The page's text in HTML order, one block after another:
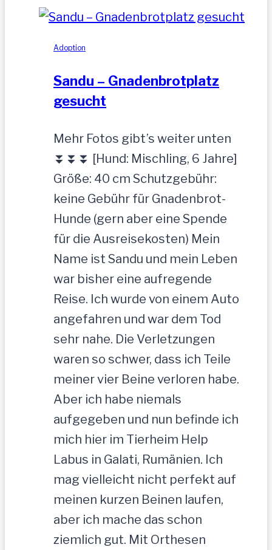
Adoption
Sandu – Gnadenbrotplatz
gesucht
Mehr Fotos gibt’s weiter unten
⏬⏬⏬ [Hund: Mischling, 6 Jahre]
Größe: 40 cm Schutzgebühr:
keine Gebühr für Gnadenbrot-
Hunde (gern aber eine Spende
für die Ausreisekosten) Mein
Name ist Sandu und mein Leben
war bisher eine aufregende
Reise. Ich wurde von einem Auto
angefahren und war dem Tod
sehr nahe. Die Verletzungen
waren so schwer, dass ich Teile
meiner vier Beine verloren habe.
Aber ich habe niemals
aufgegeben und nun befinde ich
mich hier im Tierheim Help
Labus in Galati, Rumänien. Ich
mag vielleicht nicht perfekt auf
meinen kurzen Beinen laufen,
aber ich mache das schon
ziemlich gut. Mit Orthesen